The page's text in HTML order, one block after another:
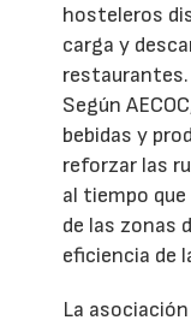
hosteleros
carga y
restaurantes.
Según
bebidas y
reforzar las
al tiempo
de las zonas
eficiencia de
La